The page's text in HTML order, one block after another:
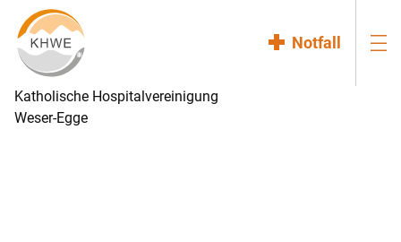
Katholische Hospitalvereinigung
Weser-Egge
Notfall